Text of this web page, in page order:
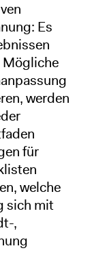
Es
Mögliche
werden
für
welche
sich mit
,